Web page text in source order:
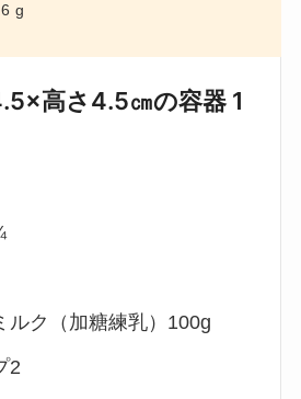
g
高さ4.5㎝の容器 1
ルク（加糖練乳）100g
2